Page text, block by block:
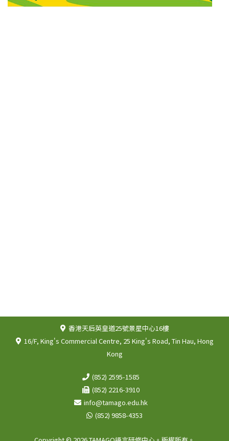
香港天后英皇道25號景星中心16樓
16/F, King's Commercial Centre, 25 King's Road, Tin Hau, Hong
Kong
(852) 2595-1585
(852) 2216-3910
info@tamago.edu.hk
(852) 9858-4353